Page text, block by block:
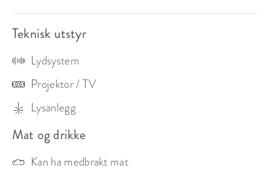
Teknisk utstyr
Lydsystem
Projektor / TV
Lysanlegg
Mat og drikke
Kan ha medbrakt mat